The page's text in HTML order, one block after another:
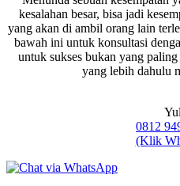
kesalahan besar, bisa jadi
yang akan di ambil orang lain
bawah ini untuk konsultasi
untuk sukses bukan yang
yang lebih dahulu
0812
(Klik